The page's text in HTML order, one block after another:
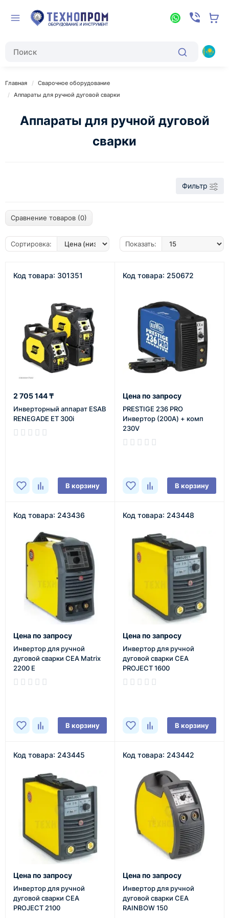
Главная
Сварочное оборудование
Аппараты для ручной дуговой сварки
Аппараты для ручной дуговой
сварки
Фильтр
Сравнение товаров (0)
Сортировка: Показать:
Код товара: 301351
2 705 144 ₸
Инверторный аппарат ESAB
RENEGADE ET 300i
В корзину
Код товара: 250672
Цена по запросу
PRESTIGE 236 PRO
Инвертор (200А) + комп
230V
В корзину
Код товара: 243436
Цена по запросу
Инвертор для ручной
дуговой сварки CEA Matrix
2200 E
В корзину
Код товара: 243448
Цена по запросу
Инвертор для ручной
дуговой сварки CEA
PROJECT 1600
В корзину
Код товара: 243445
Цена по запросу
Инвертор для ручной
дуговой сварки CEA
PROJECT 2100
Код товара: 243442
Цена по запросу
Инвертор для ручной
дуговой сварки CEA
RAINBOW 150